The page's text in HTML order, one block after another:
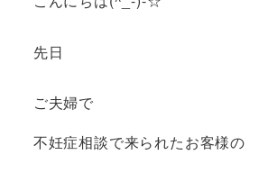
先日
ご夫婦で
不妊症相談で来られたお客様の